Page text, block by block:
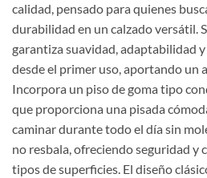
calidad, pensado para quienes
durabilidad en un calzado versátil.
garantiza suavidad, adaptabilidad
desde el primer uso, aportando un
Incorpora un piso de goma tipo
que proporciona una pisada
caminar durante todo el día sin
no resbala, ofreciendo seguridad y
tipos de superficies. El diseño